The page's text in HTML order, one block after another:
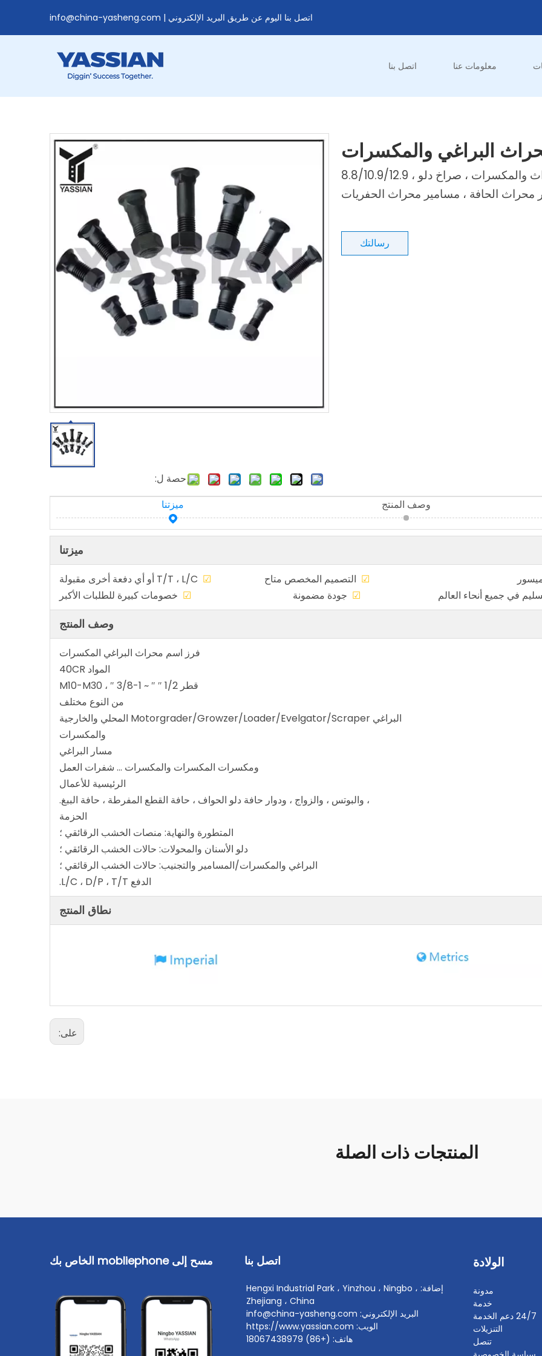
اتصل بنا اليوم عن طريق البريد الإلكتروني | info@china-yasheng.com
معلومات عنا اتصل بنا
حصة ل:
البراغي والمكسرات
براغي المحراث والمكسرات ، براغي المحراث والمكسرات ، صراخ دلو ، 8.8/10.9/12.9
محراث الحافة ، مسامير محراث الحفريات
رسالتك
ميزتنا وصف المنتج
ميزتنا
الميسور ☑ التصميم المخصص متاح ☑ T/T ، L/C أو أي دفعة أخرى مقبولة
التسليم في جميع أنحاء العالم ☑ جودة مضمونة ☑ خصومات كبيرة للطلبات الأكبر
وصف المنتج
فرز اسم محراث البراغي المكسرات
المواد 40CR
قطر 1/2 ″ ″ ~ 1-3/8 ″ ، M10-M30
من النوع مختلف
البراغي Motorgrader/Growzer/Loader/Evelgator/Scraper المحلي والخارجية
والمكسرات
مسار البراغي
ومكسرات المكسرات والمكسرات ... شفرات العمل
الرئيسية للأعمال
، والبوتس ، والزواج ، ودوار حافة دلو الحواف ، حافة القطع المفرطة ، حافة الببغ.
الحزمة
المتطورة والنهاية: منصات الخشب الرقائقي ؛
دلو الأسنان والمحولات: حالات الخشب الرقائقي ؛
البراغي والمكسرات/المسامير والتجنيب: حالات الخشب الرقائقي ؛
الدفع L/C ، D/P ، T/T.
نطاق المنتج
على:
المنتجات ذات الصلة
الولادة
مدونة
خدمة
24/7 دعم الخدمة
التنزيلات
تنصل
اتصل بنا
إضافة: Hengxi Industrial Park ، Yinzhou ، Ningbo ،
Zhejiang ، China
البريد الإلكتروني: info@china-yasheng.com
الويب: https://www.yassian.com
هاتف: (+86) 18067438979
مسح إلى mobliephone الخاص بك